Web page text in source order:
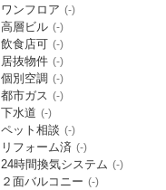
ワンフロア (-)
高層ビル (-)
飲食店可 (-)
居抜物件 (-)
個別空調 (-)
都市ガス (-)
下水道 (-)
ペット相談 (-)
リフォーム済 (-)
24時間換気システム (-)
２面バルコニー (-)